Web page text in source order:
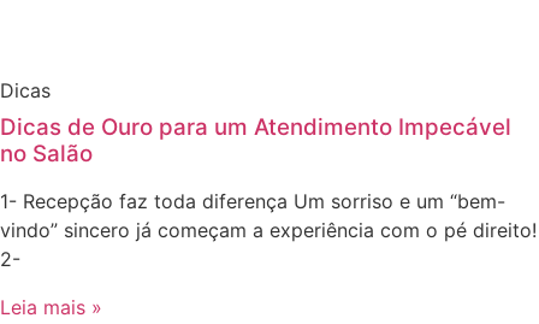
Dicas
Dicas de Ouro para um Atendimento Impecável
no Salão
1- Recepção faz toda diferença Um sorriso e um “bem-
vindo” sincero já começam a experiência com o pé direito!
2-
Leia mais »